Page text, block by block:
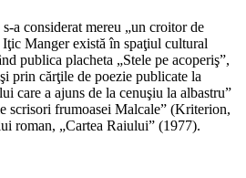
a considerat mereu „un croitor de
Manger există în spaţiul cultural
publica placheta „Stele pe acoperiş”,
prin cărţile de poezie publicate la
care a ajuns de la cenuşiu la albastru”
scrisori frumoasei Malcale” (Kriterion,
roman, „Cartea Raiului” (1977).